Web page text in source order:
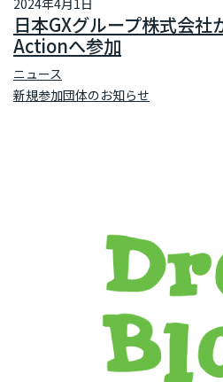
日本GXグループ株式会社
Actionへ参加
ニュース
新規参加団体のお知らせ